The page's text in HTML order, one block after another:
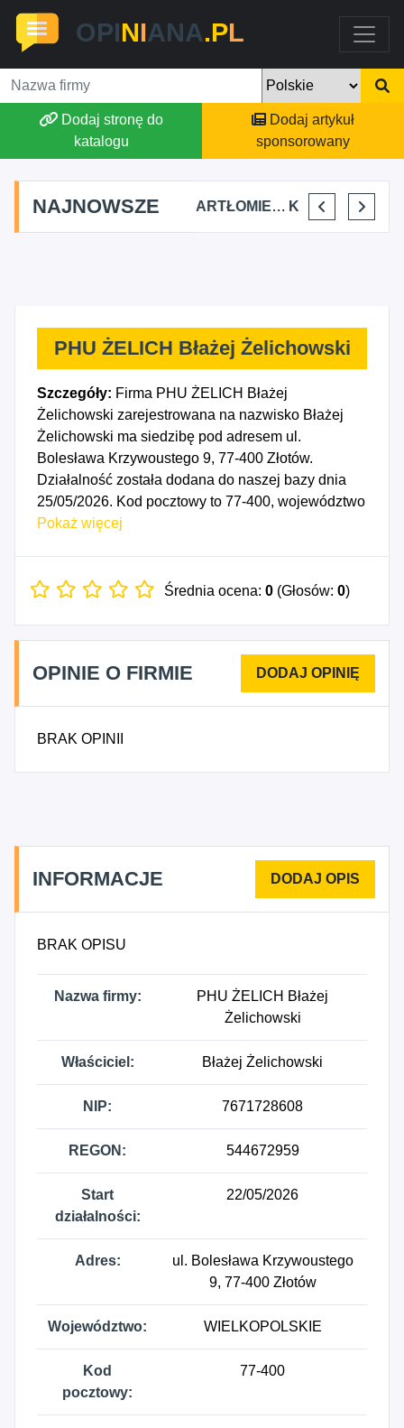
OPINIANA.PL
Dodaj stronę do
katalogu
Dodaj artykuł
sponsorowany
NAJNOWSZE
FJK-IT FILIP SZYMAŃSKI BARTŁOMIEJ DYLIK CLOUDY AFFAIRS INTERNATIONAL KRYSTIAN PISULA
PHU ŻELICH Błażej Żelichowski
Szczegóły: Firma PHU ŻELICH Błażej
Żelichowski zarejestrowana na nazwisko Błażej
Żelichowski ma siedzibę pod adresem ul.
Bolesława Krzywoustego 9, 77-400 Złotów.
Działalność została dodana do naszej bazy dnia
25/05/2026. Kod pocztowy to 77-400, województwo
WIELKOPOLSKIE, powiat złotowski. Numer
ŻELICH Błażej Żelichowski to 544672959. Data
- Sprzedaż detaliczna prowadzona w
niewyspecjalizowanych sklepach z przewagą
żywności, napojów i wyrobów tytoniowych, 4721Z -
w wyspecjalizowanych sklepach, 4722Z - Sprzedaż
4724Z - Sprzedaż detaliczna pieczywa, ciast,
wyrobów ciastkarskich i cukierniczych prowadzona
detaliczna napojów alkoholowych i
detaliczna wyrobów tytoniowych prowadzona w
wyspecjalizowanych sklepach.
Pokaż więcej
Średnia ocena: 0 (Głosów: 0)
OPINIE O FIRMIE
BRAK OPINII
INFORMACJE
BRAK OPISU
Nazwa firmy:
PHU ŻELICH Błażej
Żelichowski
Właściciel: Błażej Żelichowski
NIP: 7671728608
REGON: 544672959
Start
działalności:
22/05/2026
Adres:
ul. Bolesława Krzywoustego
9, 77-400 Złotów
Województwo: WIELKOPOLSKIE
Kod
pocztowy:
77-400